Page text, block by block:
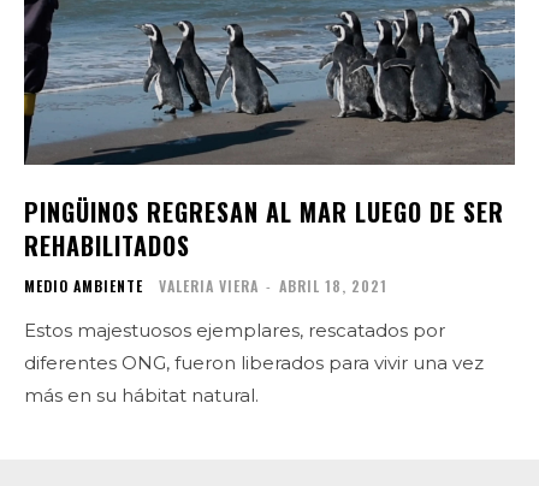
PINGÜINOS REGRESAN AL MAR LUEGO DE SER
REHABILITADOS
MEDIO AMBIENTE VALERIA VIERA - ABRIL 18, 2021
Estos majestuosos ejemplares, rescatados por
diferentes ONG, fueron liberados para vivir una vez
más en su hábitat natural.